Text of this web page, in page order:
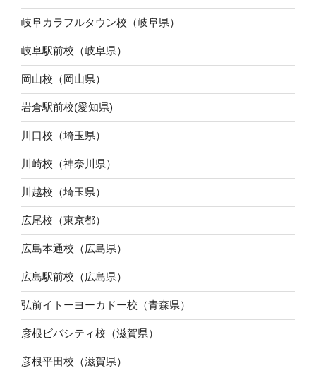
岐阜カラフルタウン校（岐阜県）
岐阜駅前校（岐阜県）
岡山校（岡山県）
岩倉駅前校(愛知県)
川口校（埼玉県）
川崎校（神奈川県）
川越校（埼玉県）
広尾校（東京都）
広島本通校（広島県）
広島駅前校（広島県）
弘前イトーヨーカドー校（青森県）
彦根ビバシティ校（滋賀県）
彦根平田校（滋賀県）